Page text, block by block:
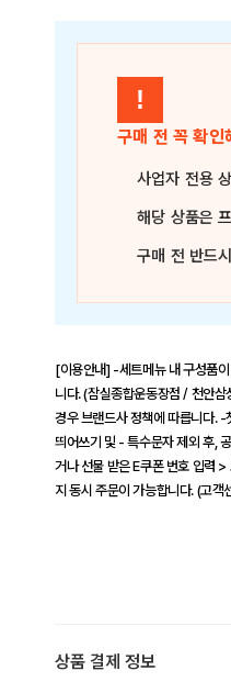
!
구매 전 꼭 확인
사업자 전용
해당 상품은
구매 전 반드
[이용안내] -세트메뉴 내 구성품
니다. (잠실종합운동장점 / 천안
경우 브랜드사 정책에 따릅니다.
띄어쓰기 및 - 특수문자 제외 후,
거나 선물 받은 E쿠폰 번호 입력
지 동시 주문이 가능합니다. (고객
상품 결제 정보